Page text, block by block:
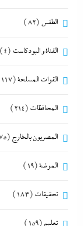
الطقس (82)
القناة و البودكاست (4)
القوات المسلحة(117)
المحافظات (214)
المصريون بالخارج (75)
الموضة(19)
تحقيقات (183)
تعليم (159)